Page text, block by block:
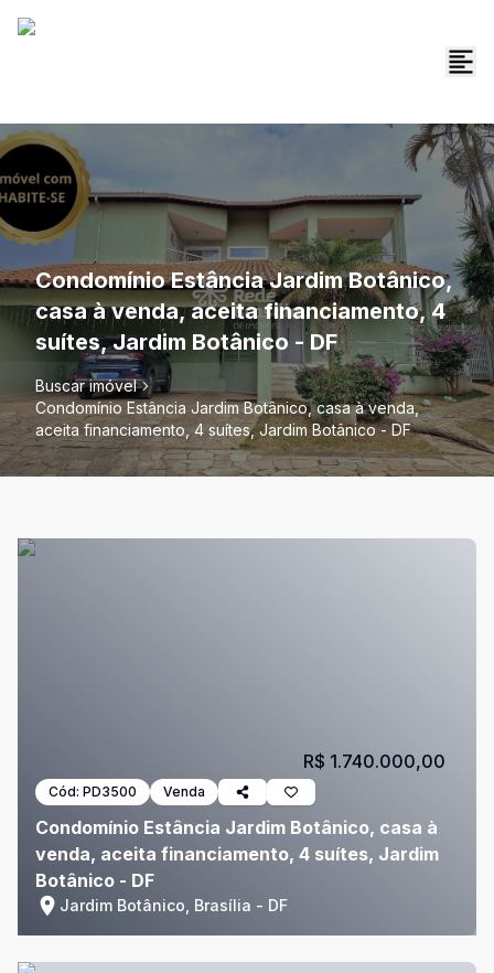
Condomínio Estância Jardim Botânico,
casa à venda, aceita financiamento, 4
suítes, Jardim Botânico - DF
Buscar imóvel
Condomínio Estância Jardim Botânico, casa à venda,
aceita financiamento, 4 suítes, Jardim Botânico - DF
Cód: PD3500 Venda
Condomínio Estância Jardim Botânico, casa à
venda, aceita financiamento, 4 suítes, Jardim
Botânico - DF
Jardim Botânico, Brasília - DF
R$ 1.740.000,00